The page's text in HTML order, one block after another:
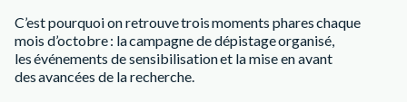
C’est pourquoi on retrouve trois moments phares chaque
mois d’octobre : la campagne de dépistage organisé,
les événements de sensibilisation et la mise en avant
des avancées de la recherche.